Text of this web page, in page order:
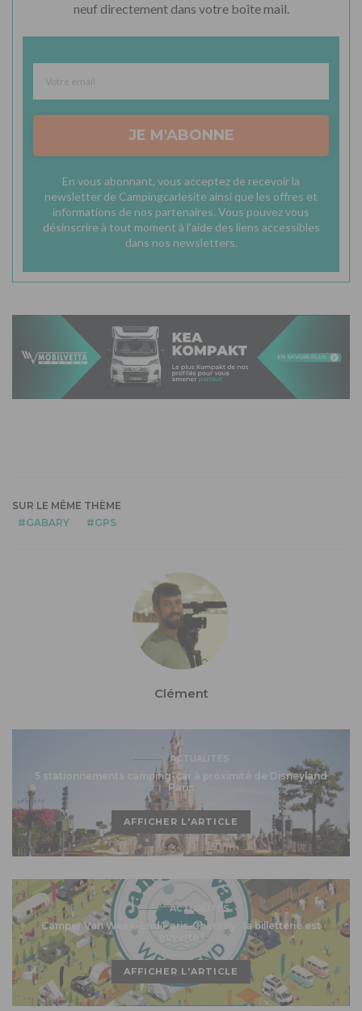
neuf directement dans votre boîte mail.
JE M'ABONNE
En vous abonnant, vous acceptez de recevoir la
newsletter de Campingcarlesite ainsi que les offres et
informations de nos partenaires. Vous pouvez vous
désinscrire à tout moment à l'aide des liens accessibles
dans nos newsletters.
SUR LE MÊME THÈME
GABARY
GPS
Clément
ACTUALITÉS
5 stationnements camping-car à proximité de Disneyland
Paris
AFFICHER L'ARTICLE
ACTUALITÉS
Camper Van Week-End Paris-Chantilly : la billetterie est
ouverte !
AFFICHER L'ARTICLE